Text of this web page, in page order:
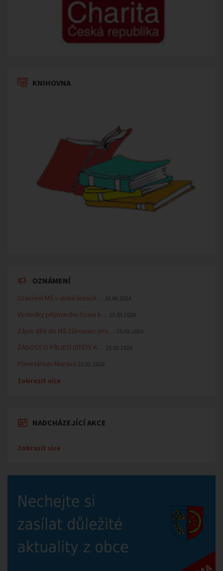
KNIHOVNA
OZNÁMENÍ
Uzavření MŠ v době letních… 16.06.2026
Výsledky přijímacího řízení k… 23.03.2026
Zápis dětí do MŠ Zlámanec pro… 25.02.2026
ŽÁDOST O PŘIJETÍ DÍTĚTE K… 25.02.2026
Planetárium Morava 23.02.2026
Zobrazit více
NADCHÁZEJÍCÍ AKCE
Zobrazit více